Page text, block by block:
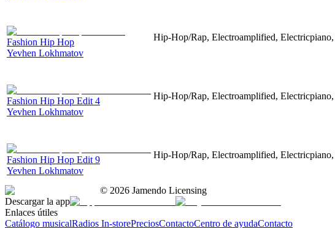
Fashion Hip Hop
Yevhen Lokhmatov
Hip-Hop/Rap, Electroamplified,
Fashion Hip Hop Edit 4
Yevhen Lokhmatov
Hip-Hop/Rap, Electroamplified,
Fashion Hip Hop Edit 9
Yevhen Lokhmatov
Hip-Hop/Rap, Electroamplified,
© 2026 Jamendo Licensing
Descargar la app
Enlaces útiles
Catálogo musicalRadios In-storePreciosContactoCentro de ayudaContacto